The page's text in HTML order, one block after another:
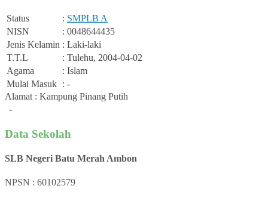
Status : SMPLB A
NISN
: 0048644435
Jenis Kelamin : Laki-laki
T.T.L
: Tulehu, 2004-04-02
Agama
: Islam
Mulai Masuk : -
Alamat : Kampung Pinang Putih
-
Data Sekolah
SLB Negeri Batu Merah Ambon
NPSN : 60102579